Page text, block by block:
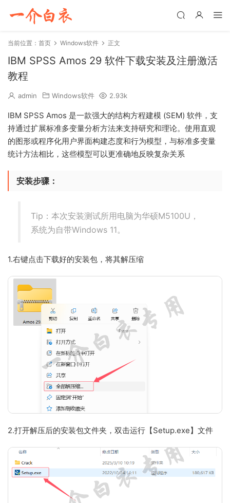
当前位置： 首页 Windows软件 正文
IBM SPSS Amos 29 软件下载安装及注册激活
教程
admin Windows软件 2.93k
IBM SPSS Amos 是一款强大的结构方程建模 (SEM) 软件，支
持通过扩展标准多变量分析方法来支持研究和理论。使用直观
的图形或程序化用户界面构建态度和行为模型，与标准多变量
统计方法相比，这些模型可以更准确地反映复杂关系
安装步骤：
Tip：本次安装测试所用电脑为华硕M5100U，
系统为自带Windows 11。
1.右键点击下载好的安装包，将其解压缩
2.打开解压后的安装包文件夹，双击运行【Setup.exe】文件